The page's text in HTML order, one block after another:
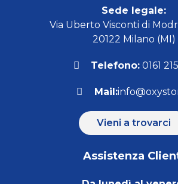
Sede legale:
Via Uberto Visconti di
20122 Milano (MI)
Telefono: 0161
Mail:
Vieni a trovarci
Assistenza